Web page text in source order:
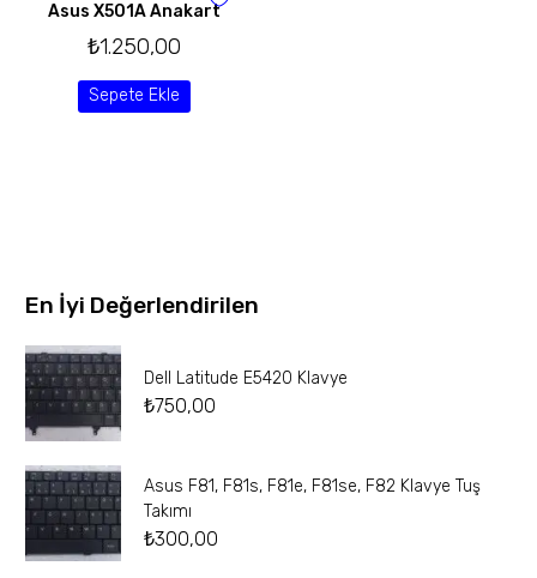
Asus X501A Anakart
₺1.250,00
Sepete Ekle
En İyi Değerlendirilen
Dell Latitude E5420 Klavye
₺750,00
Asus F81, F81s, F81e, F81se, F82 Klavye Tuş
Takımı
₺300,00